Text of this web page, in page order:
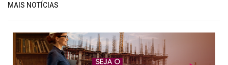
MAIS NOTÍCIAS